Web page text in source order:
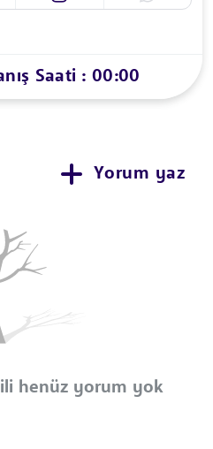
Saati : 00:00
Yorum yaz
henüz yorum yok